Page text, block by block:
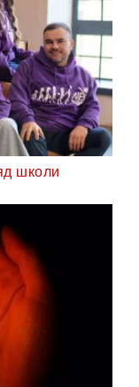
школи